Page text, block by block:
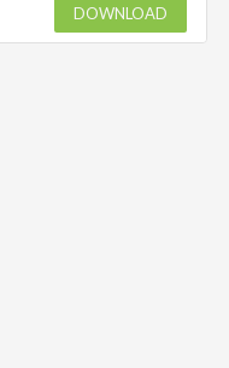
DOWNLOAD